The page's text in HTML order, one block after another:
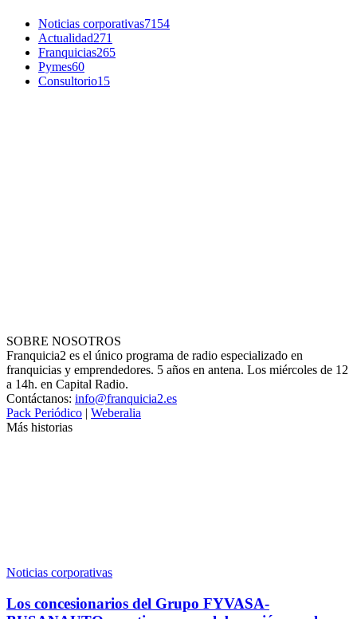
Noticias corporativas7154
Actualidad271
Franquicias265
Pymes60
Consultorio15
SOBRE NOSOTROS
Franquicia2 es el único programa de radio especializado en
franquicias y emprendedores. 5 años en antena. Los miércoles de 12
a 14h. en Capital Radio.
Contáctanos: info@franquicia2.es
Pack Periódico | Weberalia
Más historias
Noticias corporativas
Los concesionarios del Grupo FYVASA-